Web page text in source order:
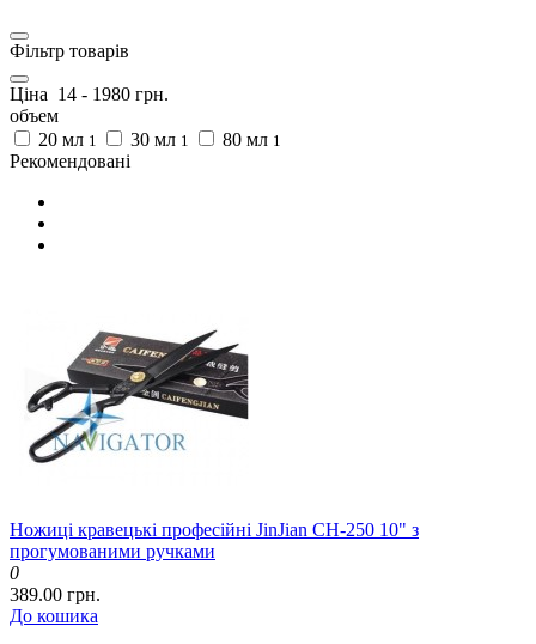
Фільтр товарів
Ціна 14 - 1980 грн.
объем
20 мл 1 30 мл 1 80 мл 1
Рекомендовані
Ножиці кравецькі професійні JinJian CH-250 10" з
прогумованими ручками
0
389.00 грн.
До кошика